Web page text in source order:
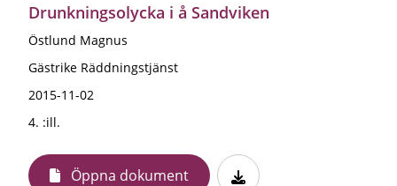
Drunkningsolycka i å Sandviken
Östlund Magnus
Gästrike Räddningstjänst
2015-11-02
4. :ill.
Öppna dokument